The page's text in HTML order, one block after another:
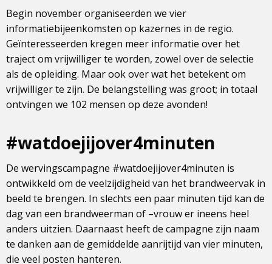
Begin november organiseerden we vier
informatiebijeenkomsten op kazernes in de regio.
Geïnteresseerden kregen meer informatie over het
traject om vrijwilliger te worden, zowel over de selectie
als de opleiding. Maar ook over wat het betekent om
vrijwilliger te zijn. De belangstelling was groot; in totaal
ontvingen we 102 mensen op deze avonden!
#watdoejijover4minuten
De wervingscampagne #watdoejijover4minuten is
ontwikkeld om de veelzijdigheid van het brandweervak in
beeld te brengen. In slechts een paar minuten tijd kan de
dag van een brandweerman of –vrouw er ineens heel
anders uitzien. Daarnaast heeft de campagne zijn naam
te danken aan de gemiddelde aanrijtijd van vier minuten,
die veel posten hanteren.